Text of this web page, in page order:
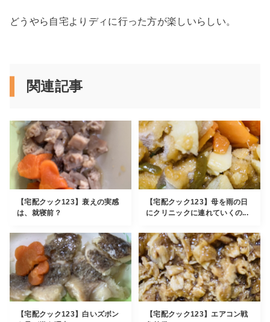
どうやら自宅よりディに行った方が楽しいらしい。
関連記事
【宅配クック123】衰えの実感
は、就寝前？
【宅配クック123】母を雨の日
にクリニックに連れていくの...
【宅配クック123】白いズボン
【宅配クック123】エアコン戦